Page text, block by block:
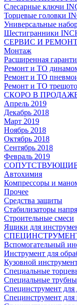
Слесарные ключи
Торцевые головки
Универсальные
Шестигранники
СЕРВИС И
Монтаж
Расширенная
Ремонт и ТО
Ремонт и ТО
Ремонт и ТО
СКОРО В
Апрель 2019
Декабрь 2018
Март 2019
Ноябрь 2018
Октябрь 2018
Сентябрь 2018
Февраль 2019
Автохимия
Компрессоры и
Прочее
Средства защиты
Стабилизаторы
Строительные смеси
Ящики для
Вспомогательный
Инструмент для
Кузовной
Специальные
Специальные
Специнструмент для
Специнструмент для